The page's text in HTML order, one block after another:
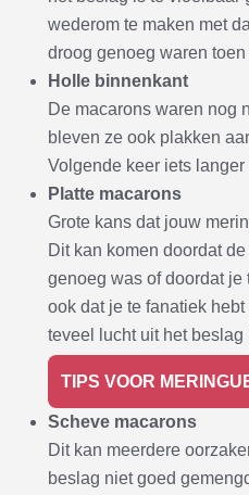
wederom te maken met
droog genoeg waren
Holle binnenkant
De macarons waren nog
bleven ze ook plakken
Volgende keer iets langer
Platte macarons
Grote kans dat jouw
Dit kan komen doordat
genoeg was of doordat je
ook dat je te fanatiek
teveel lucht uit het beslag
TIPS VOOR
Scheve macarons
Dit kan meerdere
beslag niet goed